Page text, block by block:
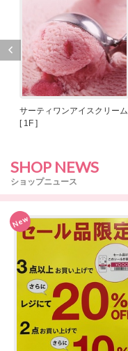
サーティワンアイスクリーム
[ 1F ]
SHOP NEWS
ショップニュース
New